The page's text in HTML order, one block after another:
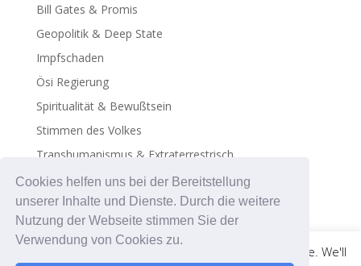
Cookies helfen uns bei der Bereitstellung
unserer Inhalte und Dienste. Durch die weitere
Nutzung der Webseite stimmen Sie der
Verwendung von Cookies zu.
Bill Gates & Promis
Geopolitik & Deep State
Impfschaden
Ösi Regierung
Spiritualität & Bewußtsein
Stimmen des Volkes
Transhumanismus & Extraterrestrisch
Virus - Exosomen
This website uses cookies to improve your experience. We'll